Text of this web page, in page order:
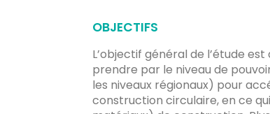
OBJECTIFS
L’objectif général de l’étude
prendre par le niveau de
les niveaux régionaux) pour
construction circulaire, en ce